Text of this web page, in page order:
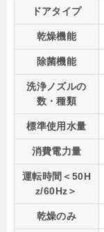
ドアタイプ
乾燥機能
除菌機能
洗浄ノズルの
数・種類
標準使用水量
消費電力量
運転時間＜50H
z/60Hz＞
乾燥のみ